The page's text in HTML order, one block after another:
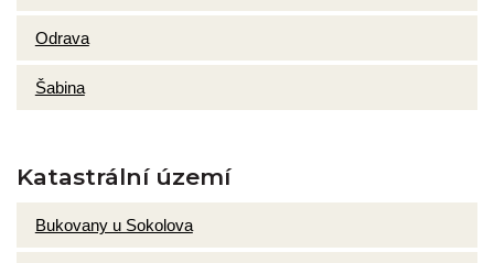
Odrava
Šabina
Katastrální území
Bukovany u Sokolova